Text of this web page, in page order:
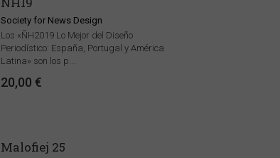
Society for News Design
Los «ÑH2019 Lo Mejor del Diseño
Periodístico: España, Portugal y América
Latina» son los p...
20,00 €
Malofiej 25